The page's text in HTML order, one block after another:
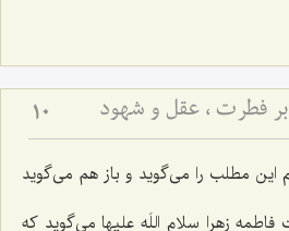
فطرت ، عقل و شهود 10
این مطلب را می‌گوید و باز هم می‌گوید
زهرا سلام اللَه علیها می‌گوید که